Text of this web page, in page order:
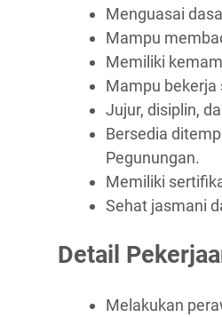
Menguasai
Mampu
Memiliki
Mampu bekerja
Jujur, disiplin,
Bersedia
Pegunungan.
Memiliki
Sehat jasmani
Detail
Melakukan